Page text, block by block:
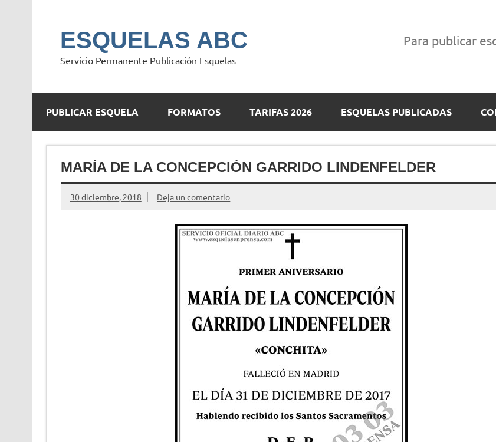
ESQUELAS ABC
Servicio Permanente Publicación Esquelas
Para publicar
PUBLICAR ESQUELA FORMATOS TARIFAS 2026 ESQUELAS PUBLICADAS
MARÍA DE LA CONCEPCIÓN GARRIDO LINDENFELDER
30 diciembre, 2018 Deja un comentario